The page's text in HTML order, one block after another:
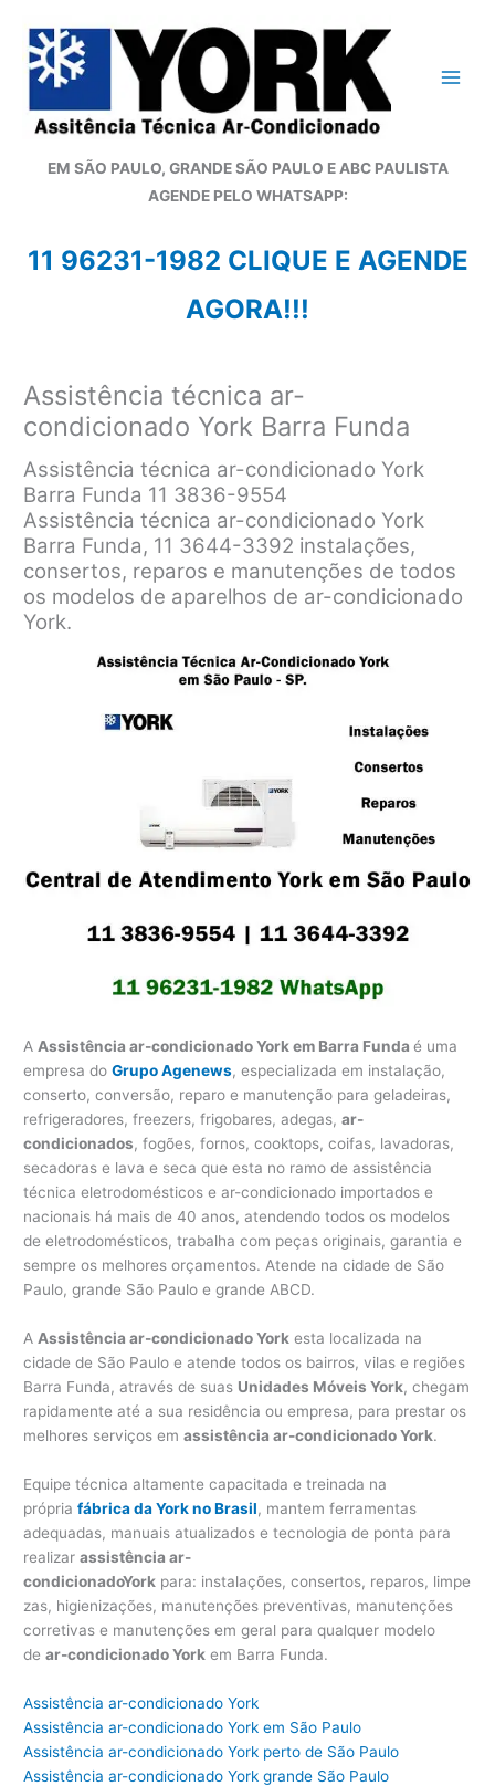
para
conteúdo
EM SÃO PAULO, GRANDE SÃO PAULO E ABC PAULISTA
AGENDE PELO WHATSAPP:
11 96231-1982 CLIQUE E AGENDE
AGORA!!!
Assistência técnica ar-
condicionado York Barra Funda
Assistência técnica ar-condicionado York
Barra Funda 11 3836-9554
Assistência técnica ar-condicionado York
Barra Funda, 11 3644-3392 instalações,
consertos, reparos e manutenções de todos
os modelos de aparelhos de ar-condicionado
York.
A Assistência ar-condicionado York em Barra Fundaé uma
empresa doGrupo Agenews, especializada em instalação,
conserto, conversão, reparo e manutenção para geladeiras,
refrigeradores, freezers, frigobares, adegas,ar-
condicionados, fogões, fornos, cooktops, coifas, lavadoras,
secadoras e lava e seca que esta no ramo de assistência
técnica eletrodomésticos e ar-condicionado importados e
nacionais há mais de 40 anos, atendendo todos os modelos
de eletrodomésticos, trabalha com peças originais, garantia e
sempre os melhores orçamentos. Atende na cidade de São
Paulo, grande São Paulo e grande ABCD.
A Assistência ar-condicionado York esta localizada na
cidade de São Paulo e atende todos os bairros, vilas e regiões
Barra Funda, através de suas Unidades Móveis York, chegam
rapidamente até a sua residência ou empresa, para prestar os
melhores serviços emassistência ar-condicionado York.
Equipe técnica altamente capacitada e treinada na
própriafábrica da York no Brasil, mantem ferramentas
adequadas, manuais atualizados e tecnologia de ponta para
realizarassistência ar-
condicionadoYork para: instalações, consertos, reparos, limpe
zas, higienizações, manutenções preventivas, manutenções
corretivas e manutenções em geral para qualquer modelo
dear-condicionado York em Barra Funda.
Assistência ar-condicionado York
Assistência ar-condicionado York em São Paulo
Assistência ar-condicionado York perto de São Paulo
Assistência ar-condicionado York grande São Paulo